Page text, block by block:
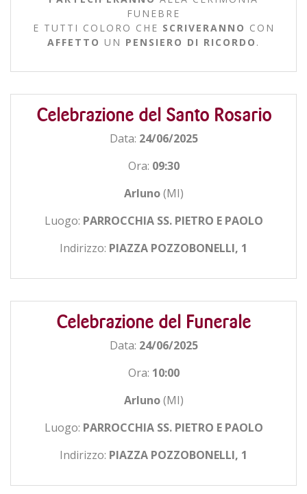
FUNEBRE
E TUTTI COLORO CHE SCRIVERANNO CON
AFFETTO UN PENSIERO DI RICORDO .
Celebrazione del Santo Rosario
Data: 24/06/2025
Ora: 09:30
Arluno(MI)
Luogo: PARROCCHIA SS. PIETRO E PAOLO
Indirizzo: PIAZZA POZZOBONELLI, 1
Celebrazione del Funerale
Data: 24/06/2025
Ora: 10:00
Arluno(MI)
Luogo: PARROCCHIA SS. PIETRO E PAOLO
Indirizzo: PIAZZA POZZOBONELLI, 1